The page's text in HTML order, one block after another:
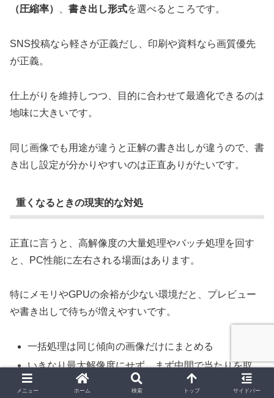
（圧縮率）
、 書き出し形式を選べるところです。
SNS投稿なら軽さが正義だし、印刷や資料なら画質優先
が正義。
仕上がりを維持しつつ、目的に合わせて最適化できるのは
地味に大きいです。
同じ画像でも用途が違うと正解の書き出しが違うので、書
き出し設定が分かりやすいのは正直ありがたいです。
重くなるときの現実的な対処
正直に言うと、高解像度の大量処理やバッチ処理を回す
と、PC性能に左右される場面はあります。
特にメモリやGPUの余裕が少ない環境だと、プレビュー
や書き出しで待ちが増えやすいです。
一括処理は同じ傾向の画像だけにまとめる
いきなり最大解像度にせず、まず中間で当たりを取
る
メニュー ホーム 検索 トップ サイドバー